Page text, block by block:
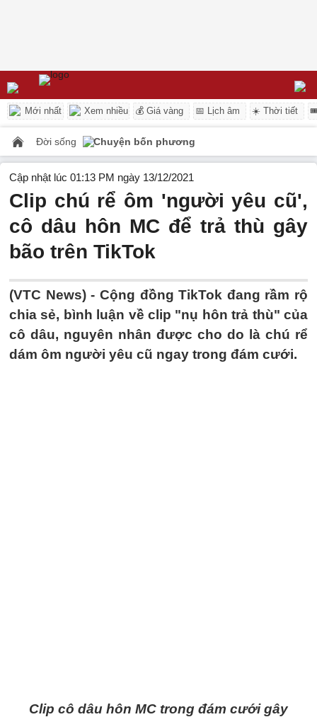
Mới nhất Xem nhiều 💰 Giá vàng 📅 Lịch âm ☀️ Thời tiết
Đời sống Chuyện bốn phương
Cập nhật lúc 01:13 PM ngày 13/12/2021
Clip chú rể ôm 'người yêu cũ',
cô dâu hôn MC để trả thù gây
bão trên TikTok
(VTC News) - Cộng đồng TikTok đang rầm rộ
chia sẻ, bình luận về clip "nụ hôn trả thù" của
cô dâu, nguyên nhân được cho do là chú rể
dám ôm người yêu cũ ngay trong đám cưới.
Clip cô dâu hôn MC trong đám cưới gây